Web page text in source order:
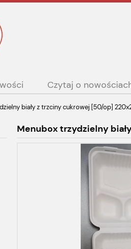
Czytaj o
biały z trzciny cukrowej [50/op]
Menubox trzydzielny